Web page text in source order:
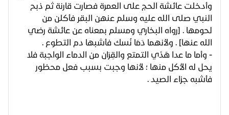
وأدخلت عائشة الحج على العمرة فصارت قارنة ثم ذبح
النبي صلى الله عليه وسلم عنهن البقر فأكلن من
لحومها . [رواه البخاري ومسلم بمعناه عن عائشة رضي
الله عنها] . ولأنهما دَمَا نُسك فأشبها دم التطوع .
- وأما ما عدا هَدْي التمتع والقِرَان من الدماء الواجبة فلا
يحل له الأكل منها ؛ لأنها وجبت بسبب فعل محظور
فأشبه جزاء الصيد .